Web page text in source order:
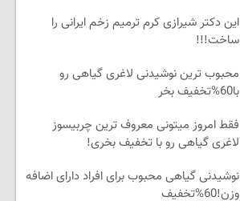
این دکتر شیرازی کرم ترمیم زخم ایرانی را
ساخت!!!
محبوب ترین نوشیدنی لاغری گیاهی رو
با60%تخفیف بخر
فقط امروز میتونی معروف ترین چربیسوز
لاغری گیاهی رو با تخفیف بخری!
نوشیدنی گیاهی محبوب برای افراد دارای اضافه
وزن!60%تخفیف